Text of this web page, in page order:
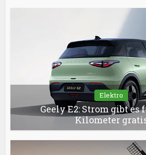
Elektro
Geely E2: Strom gibt es
Kilometer